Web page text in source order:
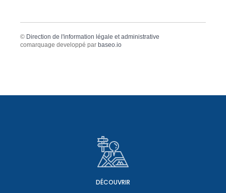
© Direction de l'information légale et administrative
comarquage developpé par baseo.io
DÉCOUVRIR